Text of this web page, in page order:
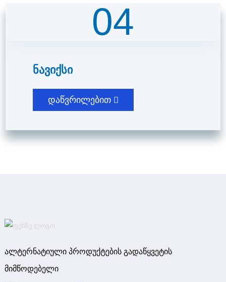
04
Ნავიქსი
დაწვრილებით
ალტერნატიული პროდუქტების გადაწყვეტის
მიმწოდებელი